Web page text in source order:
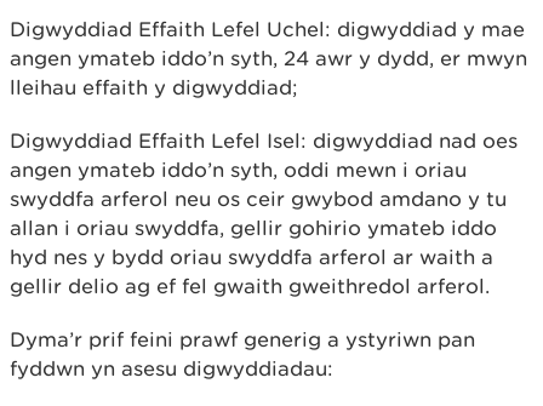
Digwyddiad Effaith Lefel Uchel: digwyddiad y mae
angen ymateb iddo’n syth, 24 awr y dydd, er mwyn
lleihau effaith y digwyddiad;
Digwyddiad Effaith Lefel Isel: digwyddiad nad oes
angen ymateb iddo’n syth, oddi mewn i oriau
swyddfa arferol neu os ceir gwybod amdano y tu
allan i oriau swyddfa, gellir gohirio ymateb iddo
hyd nes y bydd oriau swyddfa arferol ar waith a
gellir delio ag ef fel gwaith gweithredol arferol.
Dyma’r prif feini prawf generig a ystyriwn pan
fyddwn yn asesu digwyddiadau: